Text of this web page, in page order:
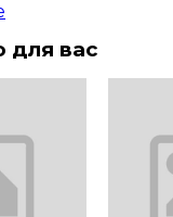
для вас